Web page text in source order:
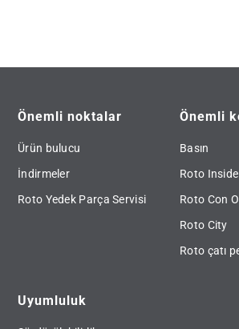
Önemli noktalar
Ürün bulucu
İndirmeler
Roto Yedek Parça Servisi
Önemli
Basın
Roto Inside
Roto Con
Roto City
Roto çatı
Uyumluluk